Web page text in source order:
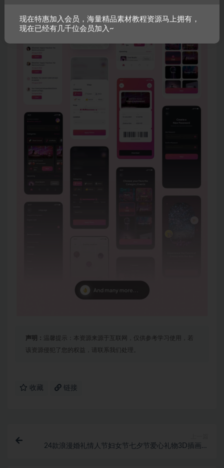
声明： 温馨提示：本资源来源于互联网，仅供参考学习使用，若
该资源侵犯了您的权益，请联系我们处理。
收藏 链接
24款浪漫婚礼情人节妇女节七夕节爱心礼物3D插画图
现在特惠加入会员，海量精品素材教程资源马上拥有，
现在已经有几千位会员加入~